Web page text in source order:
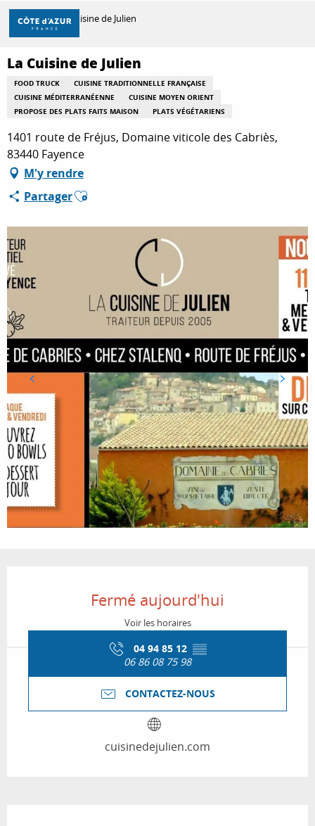
Aller
contenu
principal
DÉCOUVRIR
À FAIRE
SÉJOURNER
Accueil La Cuisine de Julien
La Cuisine de Julien
FOOD TRUCK
CUISINE TRADITIONNELLE FRANÇAISE
CUISINE MÉDITERRANÉENNE
CUISINE MOYEN ORIENT
PROPOSE DES PLATS FAITS MAISON
PLATS VÉGÉTARIENS
1401 route de Fréjus, Domaine viticole des Cabriès,
83440 Fayence
M'y rendre
PartagerAjouter aux favoris
Fermé aujourd'hui
Voir les horaires
04 94 85 12 ▒▒
06 86 08 75 98
CONTACTEZ-NOUS
cuisinedejulien.com